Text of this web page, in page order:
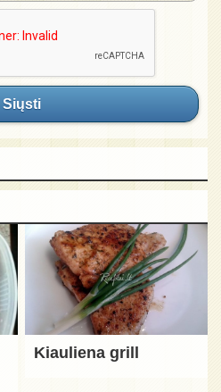
Siųsti
Kiauliena grill